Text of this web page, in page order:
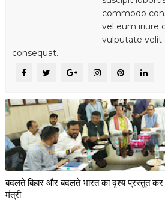
commodo
vel eum iriure
vulputate velit
consequat.
बदलते बिहार और बदलते भारत का दृश्य प्रस्तुत कर
मंत्री